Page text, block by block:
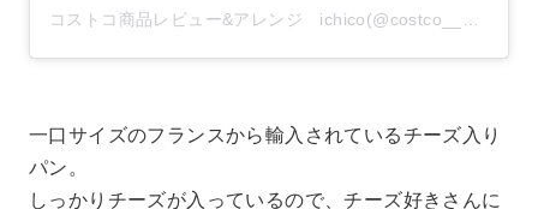
コストコ商品レビュー&アレンジ ichico(@costco__1)がシェアした投稿
一口サイズのフランスから輸入されているチーズ入り
パン。
しっかりチーズが入っているので、チーズ好きさんに